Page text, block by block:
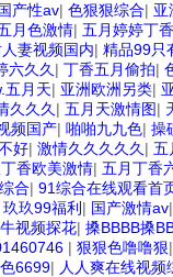
产性av| 色狠狠综合| 亚
月色激情| 五月婷婷丁
妻视频国内| 精品99只
六久久 | 丁香五月偷拍|
五月天| 亚洲欧洲另类|
久久久 | 五月天激情图|
频国产| 啪啪九九色| 操
好| 激情久久久久久 | 五
香欧美激情| 五月丁香
合| 91综合在线观看首
玖玖99福利 | 国产激情av
视频探花| 搡BBBB搡
| 狠狠色噜噜狠
6699| 人人爽在线视频